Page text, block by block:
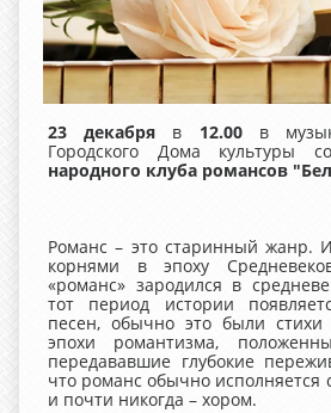
23 декабря в 12.00в
Городского Дома культуры
народного клуба романсов
Романс – это старинный жанр.
корнями в эпоху
«романс» зародился в
тот период истории
песен, обычно это были стихи
эпохи романтизма,
передававшие глубокие
что романс обычно исполняется
и почти никогда – хором.